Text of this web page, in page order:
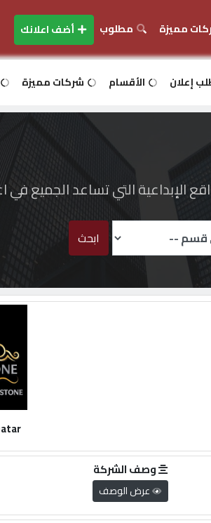
مميزة مطلوب أضف اعلانك
إعلان الأقسام شركات مميزة
الإبداعية التي تساعد الجميع في
ابحث
وصف الشركة
عرض الوصف